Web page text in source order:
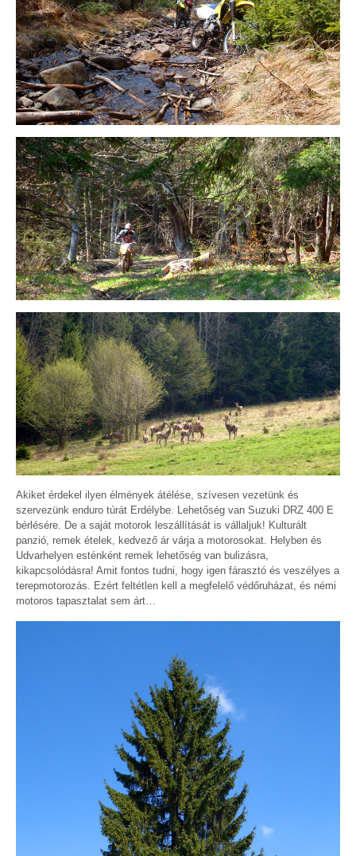
Akiket érdekel ilyen élmények átélése, szívesen vezetünk és
szervezünk enduro túrát Erdélybe. Lehetőség van Suzuki DRZ 400 E
bérlésére. De a saját motorok leszállítását is vállaljuk! Kulturált
panzió, remek ételek, kedvező ár várja a motorosokat. Helyben és
Udvarhelyen esténként remek lehetőség van bulizásra,
kikapcsolódásra! Amit fontos tudni, hogy igen fárasztó és veszélyes a
terepmotorozás. Ezért feltétlen kell a megfelelő védőruházat, és némi
motoros tapasztalat sem árt…